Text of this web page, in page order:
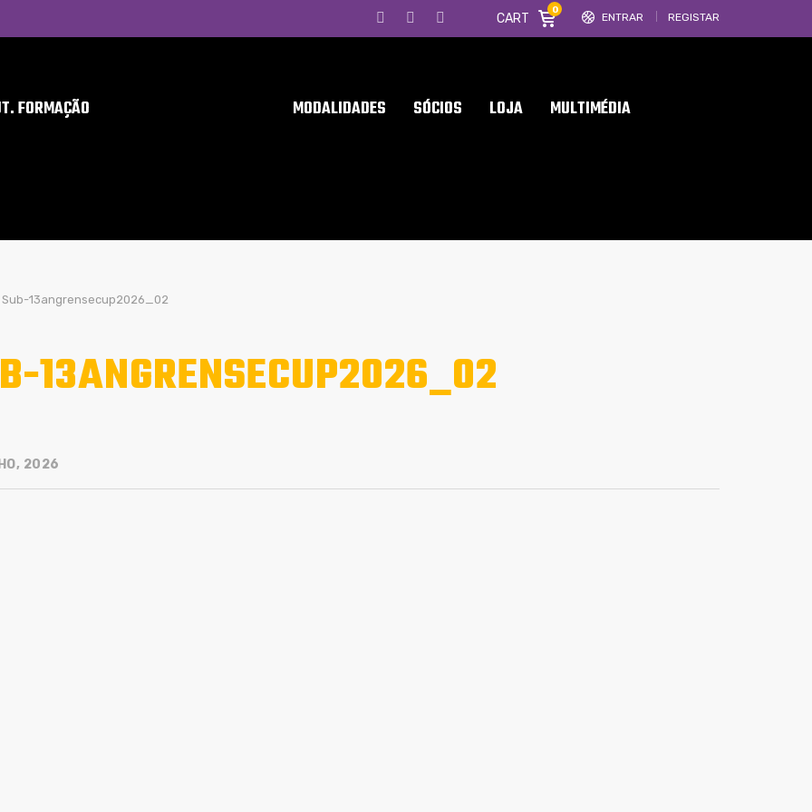
ENTRAR REGISTAR
CART
0
FORMAÇÃO MODALIDADES SÓCIOS LOJA MULTIMÉDIA
Sub-13angrensecup2026_02
13ANGRENSECUP2026_02
2026